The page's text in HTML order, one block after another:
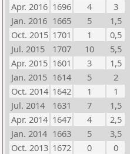
Apr. 2016 1696 4
3
Jan. 2016 1665 5
1,5
Oct. 2015 1701 1
0,5
Jul. 2015
1707 10
5,5
Apr. 2015 1601 3
1,5
Jan. 2015 1614 5
2
Oct. 2014 1642 1
1
Jul. 2014
1631 7
1,5
Apr. 2014 1647 4
2,5
Jan. 2014 1663 5
3,5
Oct. 2013 1672 0
0